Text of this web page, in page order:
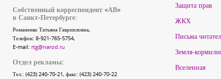
Собственный корреспондент «АВ»
в Санкт-Петербурге:
Романенко Татьяна Гаврииловна,
Телефон: 8-921-765-5754,
E-mail: rtg@narod.ru
Отдел рекламы:
Тел.: (423) 240-70-21, факс: (423) 240-70-22
Защита прав
ЖКХ
Письма
Земля-
Вселенная